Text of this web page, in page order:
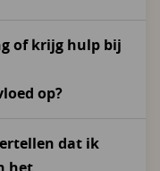
of krijg hulp bij
op?
dat ik